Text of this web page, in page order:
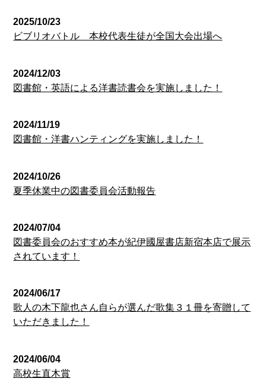
2025/10/23
ビブリオバトル 本校代表生徒が全国大会出場へ
2024/12/03
図書館・英語による洋書読書会を実施しました！
2024/11/19
図書館・洋書ハンティングを実施しました！
2024/10/26
夏季休業中の図書委員会活動報告
2024/07/04
図書委員会のおすすめ本が紀伊國屋書店新宿本店で展示
されています！
2024/06/17
歌人の木下龍也さん自らが選んだ歌集３１冊を寄贈して
いただきました！
2024/06/04
高校生直木賞